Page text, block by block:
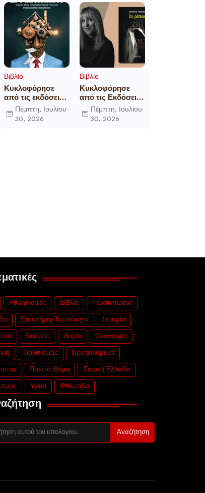
Βιβλίο
Κυκλοφόρησε
από τις εκδόσεις
Gema το
μυθιστόρημα του
Πέμπτη, Ιουλίου
30, 2026
Βιβλίο
Κυκλοφόρησε
από τις Εκδόσεις
Επίμετρο το
αστυνομικό
Πέμπτη, Ιουλίου
30, 2026
Αθλητισμός Βιβλίο Γευσιγνωσία
Επιστήμη-Τεχνολογία Ιστορία
Κόσμος Λαμία Οικονομία
Πολιτισμός Προτεινόμενα
Πρώτο Θέμα Στερεά Ελλάδα
Υγεία Φθιώτιδα